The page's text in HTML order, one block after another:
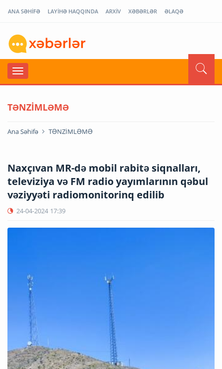
ANA SƏHİFƏ LAYİHƏ HAQQINDA ARXİV XƏBƏRLƏR ƏLAQƏ
TƏNZİMLƏMƏ
Ana Səhifə TƏNZİMLƏMƏ
Naxçıvan MR-də mobil rabitə siqnalları,
televiziya və FM radio yayımlarının qəbul
vəziyyəti radiomonitorinq edilib
24-04-2024 17:39